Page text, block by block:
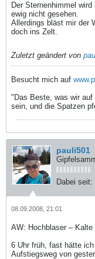
Der Sternenhimmel
ewig nicht gesehen.
Allerdings bläst mir der
doch ins Zelt.
Zuletzt geändert von
Besucht mich auf
"Das Beste, was wir
sein, und die Spatzen
pauli501
Dabei seit:
08.09.2008, 21:01
AW: Hochblaser –
6 Uhr früh, fast hätte
Aufstiegsweg von